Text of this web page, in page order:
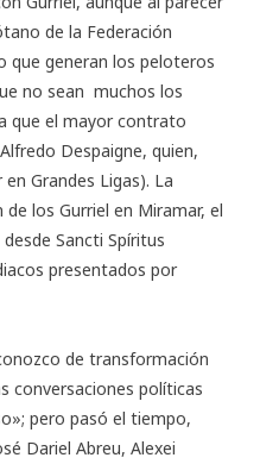
de la Federación
que generan los peloteros
no sean muchos los
que el mayor contrato
Despaigne, quien,
Grandes Ligas). La
los Gurriel en Miramar, el
Sancti Spíritus
presentados por
de transformación
conversaciones políticas
pero pasó el tiempo,
Dariel Abreu, Alexei